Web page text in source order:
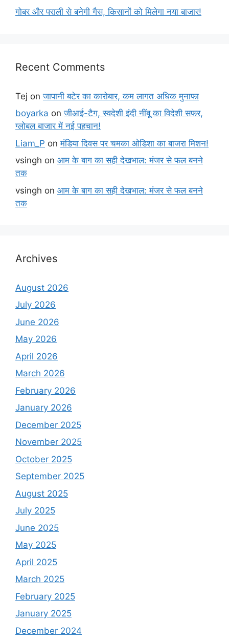
गोबर और पराली से बनेगी गैस, किसानों को मिलेगा नया बाजार!
Recent Comments
Tej onजापानी बटेर का कारोबार, कम लागत अधिक मुनाफा
boyarka onजीआई-टैग, स्वदेशी इंदी नींबू का विदेशी सफर,
ग्लोबल बाजार में नई पहचान!
Liam_P onमंडिया दिवस पर चमका ओडिशा का बाजरा मिशन!
vsingh on आम के बाग का सही देखभाल: मंजर से फल बनने
तक
vsingh on आम के बाग का सही देखभाल: मंजर से फल बनने
तक
Archives
August 2026
July 2026
June 2026
May 2026
April 2026
March 2026
February 2026
January 2026
December 2025
November 2025
October 2025
September 2025
August 2025
July 2025
June 2025
May 2025
April 2025
March 2025
February 2025
January 2025
December 2024